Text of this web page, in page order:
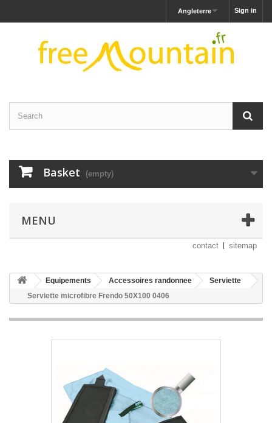
Sign in
Angleterre
Basket (empty)
MENU
contact sitemap
Equipements Accessoires randonnee
Serviette
Serviette microfibre Frendo 50X100 0406